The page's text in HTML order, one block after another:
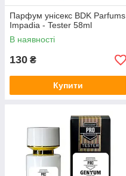
Парфум унісекс BDK Parfums
Impadia - Tester 58ml
В наявності
130 ₴
Купити